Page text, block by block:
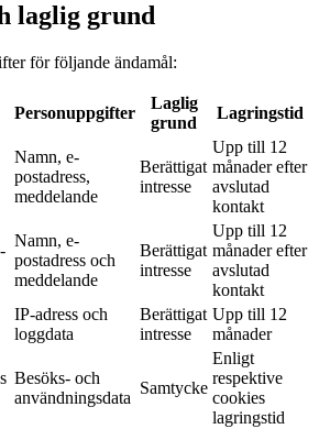
laglig grund
för följande ändamål:
Personuppgifter
Laglig
grund
Lagringstid
Namn, e-
postadress,
meddelande
Berättigat
intresse
Upp till 12
månader efter
avslutad
kontakt
Namn, e-
postadress och
meddelande
Berättigat
intresse
Upp till 12
månader efter
avslutad
kontakt
IP-adress och
loggdata
Berättigat
intresse
Upp till 12
månader
Besöks- och
användningsdata
Samtycke
Enligt
respektive
cookies
lagringstid